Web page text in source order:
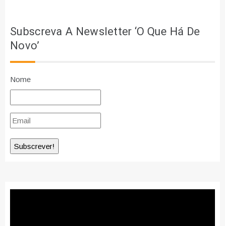
Subscreva A Newsletter ‘O Que Há De
Novo’
Nome